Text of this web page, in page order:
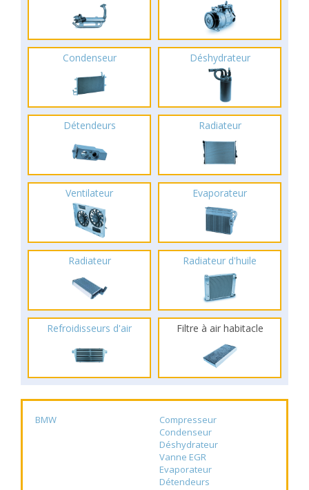
Condenseur Déshydrateur
Détendeurs Radiateur
Ventilateur Evaporateur
Radiateur Radiateur d'huile
Refroidisseurs d'air Filtre à air habitacle
BMW
Compresseur
Condenseur
Déshydrateur
Vanne EGR
Evaporateur
Détendeurs